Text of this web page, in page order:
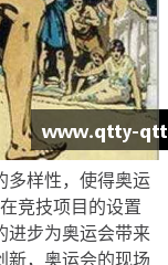
多样性，使得奥运
竞技项目的设置
进步为奥运会带来
新，奥运会的现场